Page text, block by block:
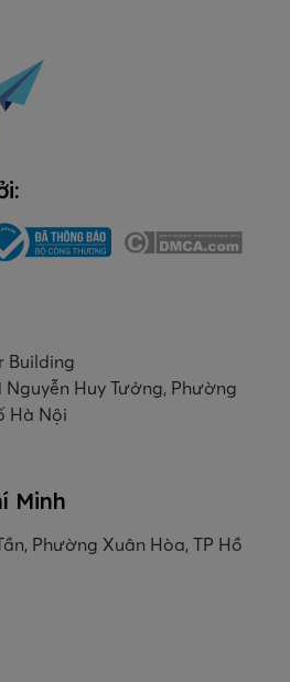
Building
Nguyễn Huy Tưởng, Phường
Hà Nội
Minh
Phường Xuân Hòa, TP Hồ